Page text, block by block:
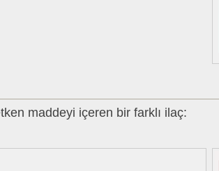
maddeyi içeren bir farklı ilaç: